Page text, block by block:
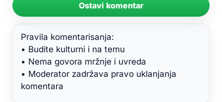
Ostavi komentar
Pravila komentarisanja:
• Budite kulturni i na temu
• Nema govora mržnje i uvreda
• Moderator zadržava pravo uklanjanja
komentara